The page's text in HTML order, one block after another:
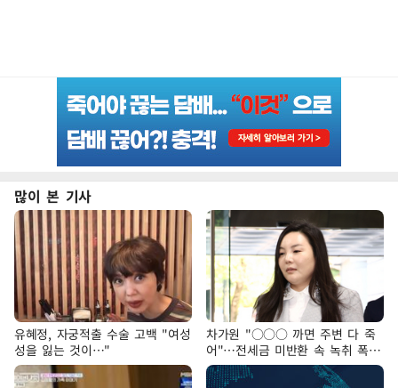
많이 본 기사
유혜정, 자궁적출 수술 고백 "여성
성을 잃는 것이…"
차가원 "○○○ 까면 주변 다 죽
어"…전세금 미반환 속 녹취 폭로
파장